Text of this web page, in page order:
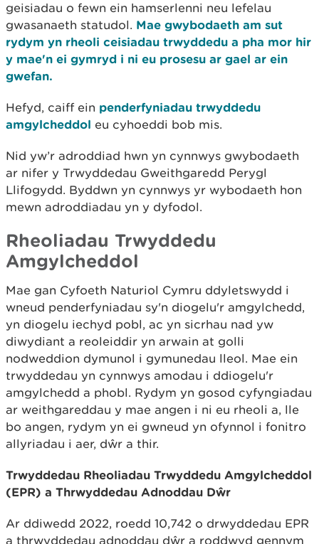
geisiadau o fewn ein hamserlenni neu lefelau
gwasanaeth statudol. Mae gwybodaeth am sut
rydym yn rheoli ceisiadau trwyddedu a pha mor hir
y mae'n ei gymryd i ni eu prosesu ar gael ar ein
gwefan.
Hefyd, caiff ein penderfyniadau trwyddedu
amgylcheddol eu cyhoeddi bob mis.
Nid yw’r adroddiad hwn yn cynnwys gwybodaeth
ar nifer y Trwyddedau Gweithgaredd Perygl
Llifogydd. Byddwn yn cynnwys yr wybodaeth hon
mewn adroddiadau yn y dyfodol.
Rheoliadau Trwyddedu
Amgylcheddol
Mae gan Cyfoeth Naturiol Cymru ddyletswydd i
wneud penderfyniadau sy'n diogelu'r amgylchedd,
yn diogelu iechyd pobl, ac yn sicrhau nad yw
diwydiant a reoleiddir yn arwain at golli
nodweddion dymunol i gymunedau lleol. Mae ein
trwyddedau yn cynnwys amodau i ddiogelu'r
amgylchedd a phobl. Rydym yn gosod cyfyngiadau
ar weithgareddau y mae angen i ni eu rheoli a, lle
bo angen, rydym yn ei gwneud yn ofynnol i fonitro
allyriadau i aer, dŵr a thir.
Trwyddedau Rheoliadau Trwyddedu Amgylcheddol
(EPR) a Thrwyddedau Adnoddau Dŵr
Ar ddiwedd 2022, roedd 10,742 o drwyddedau EPR
a thrwyddedau adnoddau dŵr a roddwyd gennym